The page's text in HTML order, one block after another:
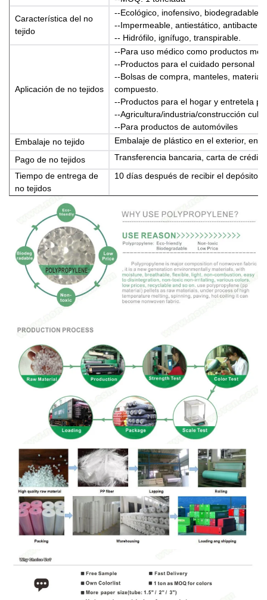
Característica del no
tejido
--Ecológico, inofensivo, biodegradable
--Impermeable, antiestático,
-- Hidrófilo, ignífugo, transpirable.
Aplicación de no tejidos
--Para uso médico como productos
--Productos para el cuidado personal
--Bolsas de compra, manteles, material
compuesto.
--Productos para el hogar y entretela
--Agricultura/industria/construcción
--Para productos de automóviles
Embalaje no tejido
Embalaje de plástico en el exterior,
Pago de no tejidos
Transferencia bancaria, carta de crédito
Tiempo de entrega de
no tejidos
10 días después de recibir el depósito